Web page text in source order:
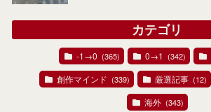
カテゴリ
-1→0 (365) 0→1 (342)
創作マインド (339) 厳選記事 (12)
海外 (343)